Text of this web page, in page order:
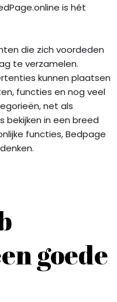
is hét
die zich voordeden
te verzamelen.
kunnen plaatsen
functies en nog veel
net als
bekijken in een breed
functies, Bedpage
goede